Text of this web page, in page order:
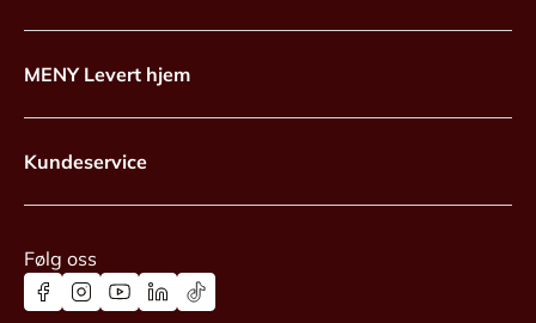
MENY Levert hjem
Kundeservice
Følg oss